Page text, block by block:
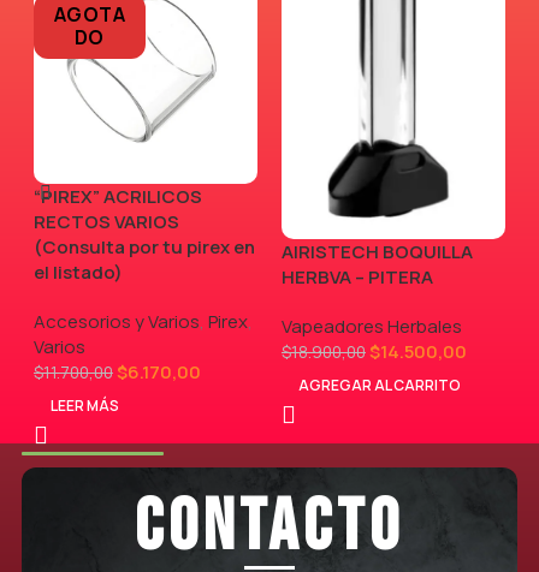
AGOTA
DO
“PIREX” ACRILICOS
RECTOS VARIOS
(Consulta por tu pirex en
el listado)
Accesorios y Varios, Pirex,
Varios
$11.700,00$6.170,00
LEER MÁS
AIRISTECH BOQUILLA
HERBVA – PITERA
Vapeadores Herbales
$18.900,00$14.500,00
AGREGAR AL CARRITO
CONTACTO